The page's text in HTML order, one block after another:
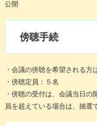
公開
傍聴手続
・会議の傍聴を希望される方
・傍聴定員：５名
・傍聴の受付は、会議当日
員を超えている場合は、抽選